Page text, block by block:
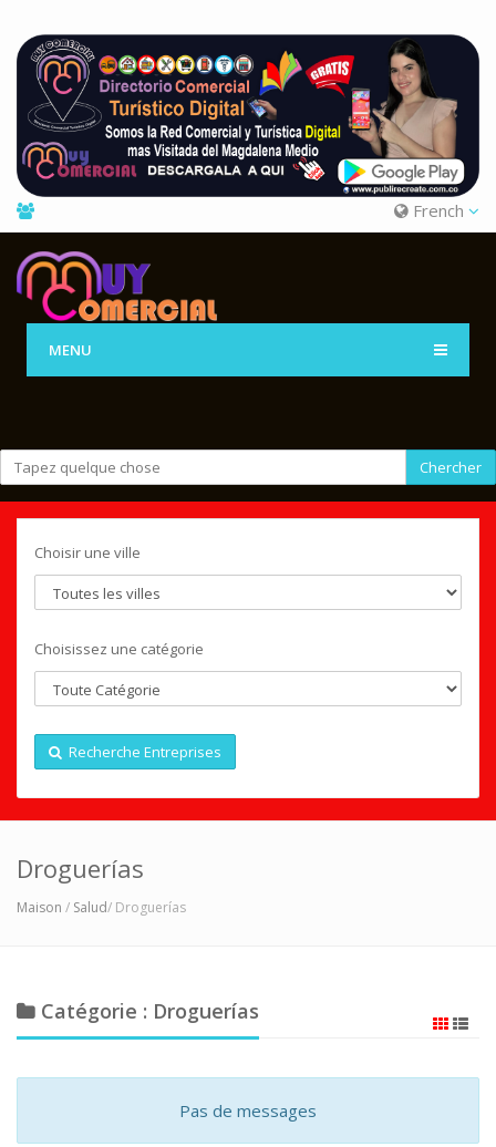
French
MENU
Chercher
Choisir une ville
Choisissez une catégorie
Recherche Entreprises
Droguerías
Maison / Salud/ Droguerías
Catégorie : Droguerías
Pas de messages